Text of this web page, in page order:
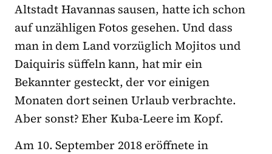
Altstadt Havannas sausen, hatte ich schon
auf unzähligen Fotos gesehen. Und dass
man in dem Land vorzüglich Mojitos und
Daiquiris süffeln kann, hat mir ein
Bekannter gesteckt, der vor einigen
Monaten dort seinen Urlaub verbrachte.
Aber sonst? Eher Kuba-Leere im Kopf.
Am 10. September 2018 eröffnete in